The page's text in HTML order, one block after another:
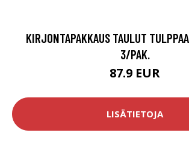
KIRJONTAPAKKAUS TAULUT
3/PAK.
87.9 EUR
LISÄTIETOJA